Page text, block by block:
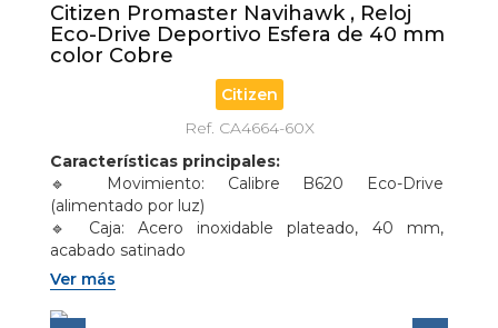
Citizen Promaster Navihawk , Reloj
Eco-Drive Deportivo Esfera de 40 mm
color Cobre
Citizen
Ref. CA4664-60X
Características principales:
🔹 Movimiento: Calibre B620 Eco-Drive
(alimentado por luz)
🔹 Caja: Acero inoxidable plateado, 40 mm,
acabado satinado
🔹 Cristal: Zafiro con tratamiento antirreflejante
🔹 Resistencia al agua: 200 metros (20 Bar)
🔹 Brazalete: Acero inoxidable de tres eslabones
Ver más